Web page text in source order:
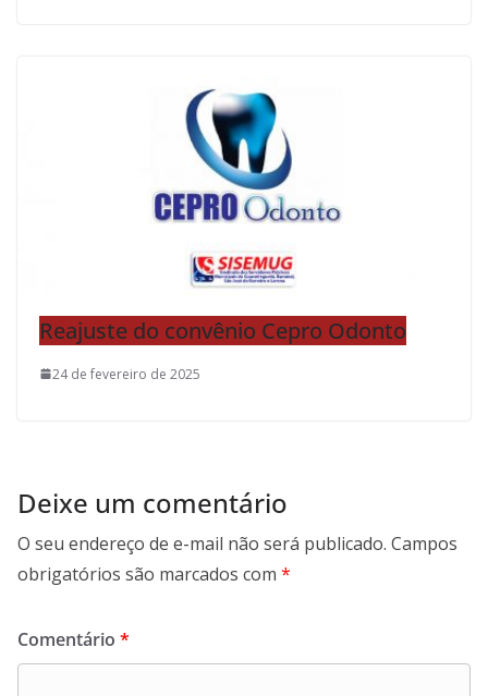
Reajuste do convênio Cepro Odonto
24 de fevereiro de 2025
Deixe um comentário
O seu endereço de e-mail não será publicado. Campos
obrigatórios são marcados com *
Comentário *